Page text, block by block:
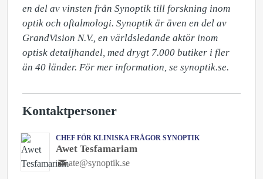
en del av vinsten från Synoptik till forskning inom
optik och oftalmologi. Synoptik är även en del av
GrandVision N.V., en världsledande aktör inom
optisk detaljhandel, med drygt 7.000 butiker i fler
än 40 länder. För mer information, se synoptik.se.
Kontaktpersoner
CHEF FÖR KLINISKA FRÅGOR SYNOPTIK
Awet Tesfamariam
ate@synoptik.se